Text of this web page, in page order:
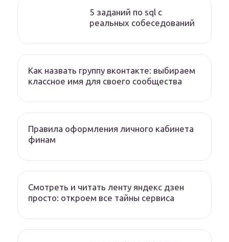
5 заданий по sql с
реальных собеседований
Как назвать группу вконтакте: выбираем
классное имя для своего сообщества
Правила оформления личного кабинета
финам
Смотреть и читать ленту яндекс дзен
просто: откроем все тайны сервиса